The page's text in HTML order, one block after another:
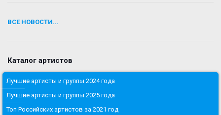
ВСЕ НОВОСТИ...
Каталог артистов
Лучшие артисты и группы 2024 года
Лучшие артисты и группы 2025 года
Топ Российских артистов за 2021 год